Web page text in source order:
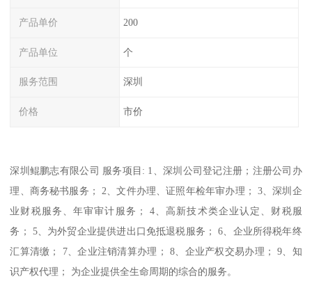
产品单价 200
产品单位 个
服务范围 深圳
价格 市价
深圳鲲鹏志有限公司 服务项目: 1、深圳公司登记注册；注册公司办
理、商务秘书服务； 2、文件办理、证照年检年审办理； 3、深圳企
业财税服务、年审审计服务； 4、高新技术类企业认定、财税服
务； 5、为外贸企业提供进出口免抵退税服务； 6、企业所得税年终
汇算清缴； 7、企业注销清算办理； 8、企业产权交易办理； 9、知
识产权代理； 为企业提供全生命周期的综合的服务。